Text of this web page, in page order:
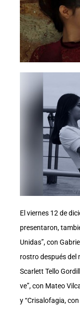
El viernes 12 de
presentaron,
Unidas”, con
rostro después del
Scarlett Tello
ve”, con Mateo
y “Crisalofagia,